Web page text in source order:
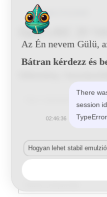
Utoljára frissített
Opel L40C 29 144
Enter
your
Az Én nevem Gülü,
Bátran kérdezz és
There
session
02:46:36
Hogyan lehet stabil